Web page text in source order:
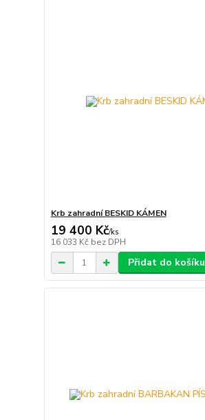
Krb zahradní BESKID KÁMEN
19 400 Kč/ks
16 033 Kč bez DPH
Přidat do košíku